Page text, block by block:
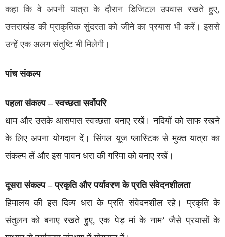
कहा कि वे अपनी यात्रा के दौरान डिजिटल उपवास रखते हुए,
उत्तराखंड की प्राकृतिक सुंदरता को जीने का प्रयास भी करें। इससे
उन्हें एक अलग संतुष्टि भी मिलेगी।
पांच संकल्प
पहला संकल्प – स्वच्छता सर्वोपरि
धाम और उसके आसपास स्वच्छता बनाए रखें। नदियों को साफ रखने
के लिए अपना योगदान दें। सिंगल यूज प्लास्टिक से मुक्त यात्रा का
संकल्प लें और इस पावन धरा की गरिमा को बनाए रखें।
दूसरा संकल्प – प्रकृति और पर्यावरण के प्रति संवेदनशीलता
हिमालय की इस दिव्य धरा के प्रति संवेदनशील रहे। प्रकृति के
संतुलन को बनाए रखते हुए, एक पेड़ मां के नाम’ जैसे प्रयासों के